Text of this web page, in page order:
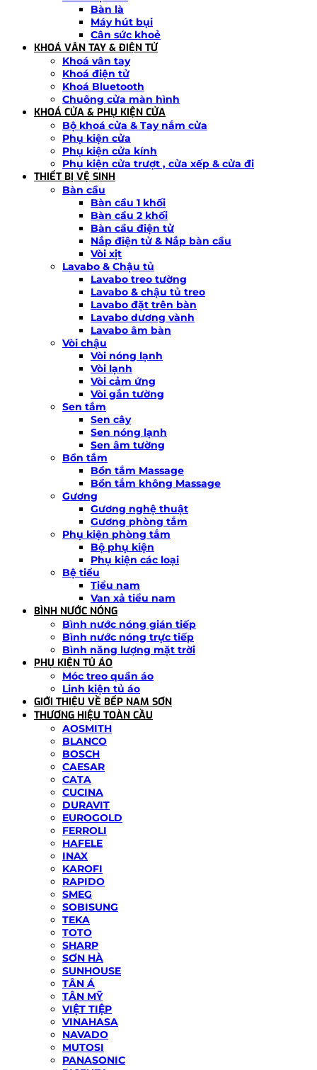
Bàn là
Máy hút bụi
Cân sức khoẻ
KHOÁ VÂN TAY & ĐIỆN TỬ
Khoá vân tay
Khoá điện tử
Khoá Bluetooth
Chuông cửa màn hình
KHOÁ CỬA & PHỤ KIỆN CỬA
Bộ khoá cửa & Tay nắm cửa
Phụ kiện cửa
Phụ kiện cửa kính
Phụ kiện cửa trượt , cửa xếp & cửa đi
THIẾT BỊ VỆ SINH
Bàn cầu
Bàn cầu 1 khối
Bàn cầu 2 khối
Bàn cầu điện tử
Nắp điện tử & Nắp bàn cầu
Vòi xịt
Lavabo & Chậu tủ
Lavabo treo tường
Lavabo & chậu tủ treo
Lavabo đặt trên bàn
Lavabo dương vành
Lavabo âm bàn
Vòi chậu
Vòi nóng lạnh
Vòi lạnh
Vòi cảm ứng
Vòi gắn tường
Sen tắm
Sen cây
Sen nóng lạnh
Sen âm tường
Bồn tắm
Bồn tắm Massage
Bồn tắm không Massage
Gương
Gương nghệ thuật
Gương phòng tắm
Phụ kiện phòng tắm
Bộ phụ kiện
Phụ kiện các loại
Bệ tiểu
Tiểu nam
Van xả tiểu nam
BÌNH NƯỚC NÓNG
Bình nước nóng gián tiếp
Bình nước nóng trực tiếp
Bình năng lượng mặt trời
PHỤ KIỆN TỦ ÁO
Móc treo quần áo
Linh kiện tủ áo
GIỚI THIỆU VỀ BẾP NAM SƠN
THƯƠNG HIỆU TOÀN CẦU
AOSMITH
BLANCO
BOSCH
CAESAR
CATA
CUCINA
DURAVIT
EUROGOLD
FERROLI
HAFELE
INAX
KAROFI
RAPIDO
SMEG
SOBISUNG
TEKA
TOTO
SHARP
SƠN HÀ
SUNHOUSE
TÂN Á
TÂN MỸ
VIỆT TIỆP
VINAHASA
NAVADO
MUTOSI
PANASONIC